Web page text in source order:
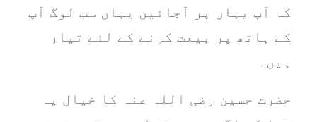
کہ آپ یہاں پر آجائیں یہاں سب لوگ آپ
کے ہاتھ پر بیعت کرنے کے لئے تیار
ہیں۔
حضرت حسین رضی اللہ عنہ کا خیال یہ